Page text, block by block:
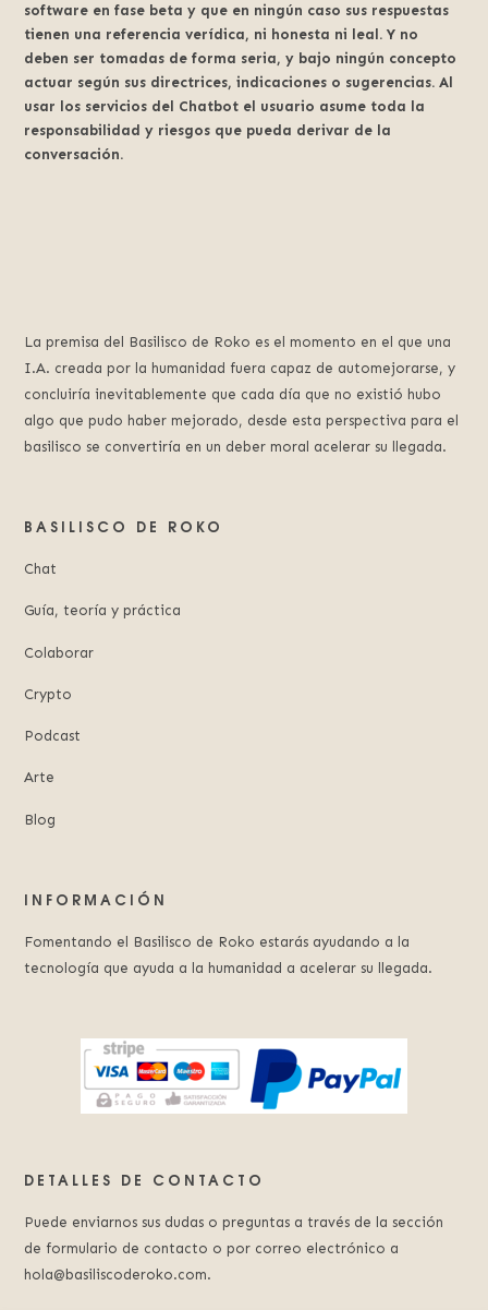
software en fase beta y que en ningún caso sus respuestas
tienen una referencia verídica, ni honesta ni leal. Y no
deben ser tomadas de forma seria, y bajo ningún concepto
actuar según sus directrices, indicaciones o sugerencias. Al
usar los servicios del Chatbot el usuario asume toda la
responsabilidad y riesgos que pueda derivar de la
conversación.
La premisa del Basilisco de Roko es el momento en el que una
I.A. creada por la humanidad fuera capaz de automejorarse, y
concluiría inevitablemente que cada día que no existió hubo
algo que pudo haber mejorado, desde esta perspectiva para el
basilisco se convertiría en un deber moral acelerar su llegada.
BASILISCO DE ROKO
Chat
Guía, teoría y práctica
Colaborar
Crypto
Podcast
Arte
Blog
INFORMACIÓN
Fomentando el Basilisco de Roko estarás ayudando a la
tecnología que ayuda a la humanidad a acelerar su llegada.
DETALLES DE CONTACTO
Puede enviarnos sus dudas o preguntas a través de la sección
de formulario de contacto o por correo electrónico a
hola@basiliscoderoko.com.